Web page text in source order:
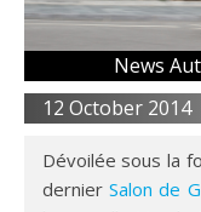
News
12 October 2014
Dévoilée sous la
dernierSalon de